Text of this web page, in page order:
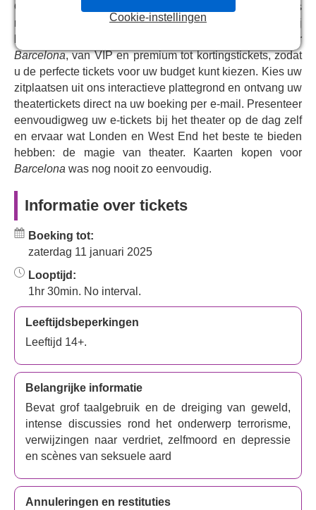
Ons centrale reserveringssysteem verbindt u rechtstreeks
met het kassasysteem van Duke of York's Theatre. Wij
bieden live en volledige beschikbaarheid van tickets voor
Barcelona, van VIP en premium tot kortingstickets, zodat
u de perfecte tickets voor uw budget kunt kiezen. Kies uw
zitplaatsen uit ons interactieve plattegrond en ontvang uw
theatertickets direct na uw boeking per e-mail. Presenteer
eenvoudigweg uw e-tickets bij het theater op de dag zelf
en ervaar wat Londen en West End het beste te bieden
hebben: de magie van theater. Kaarten kopen voor
Barcelona was nog nooit zo eenvoudig.
Informatie over tickets
Boeking tot:
zaterdag 11 januari 2025
Looptijd:
1hr 30min. No interval.
Leeftijdsbeperkingen
Leeftijd 14+.
Belangrijke informatie
Bevat grof taalgebruik en de dreiging van geweld,
intense discussies rond het onderwerp terrorisme,
verwijzingen naar verdriet, zelfmoord en depressie
en scènes van seksuele aard
Annuleringen en restituties
Cookie-instellingen